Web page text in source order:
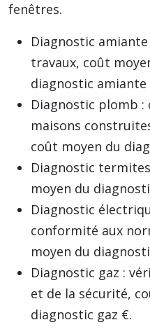
fenêtres.
Diagnostic
travaux, coût
diagnostic amiante
Diagnostic plomb
maisons
coût moyen du
Diagnostic
moyen du
Diagnostic
conformité aux
moyen du
Diagnostic gaz :
et de la sécurité,
diagnostic gaz €.